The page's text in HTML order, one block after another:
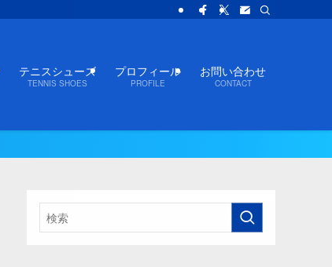
テニスシューズ
TENNIS SHOES
プロフィール
PROFILE
お問い合わせ
CONTACT